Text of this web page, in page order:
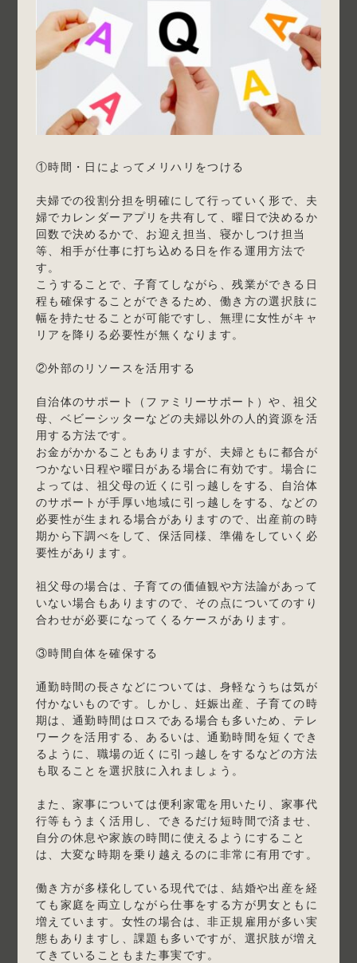
①時間・日によってメリハリをつける
夫婦での役割分担を明確にして行っていく形で、夫
婦でカレンダーアプリを共有して、曜日で決めるか
回数で決めるかで、お迎え担当、寝かしつけ担当
等、相手が仕事に打ち込める日を作る運用方法で
す。
こうすることで、子育てしながら、残業ができる日
程も確保することができるため、働き方の選択肢に
幅を持たせることが可能ですし、無理に女性がキャ
リアを降りる必要性が無くなります。
②外部のリソースを活用する
自治体のサポート（ファミリーサポート）や、祖父
母、ベビーシッターなどの夫婦以外の人的資源を活
用する方法です。
お金がかかることもありますが、夫婦ともに都合が
つかない日程や曜日がある場合に有効です。場合に
よっては、祖父母の近くに引っ越しをする、自治体
のサポートが手厚い地域に引っ越しをする、などの
必要性が生まれる場合がありますので、出産前の時
期から下調べをして、保活同様、準備をしていく必
要性があります。
祖父母の場合は、子育ての価値観や方法論があって
いない場合もありますので、その点についてのすり
合わせが必要になってくるケースがあります。
③時間自体を確保する
通勤時間の長さなどについては、身軽なうちは気が
付かないものです。しかし、妊娠出産、子育ての時
期は、通勤時間はロスである場合も多いため、テレ
ワークを活用する、あるいは、通勤時間を短くでき
るように、職場の近くに引っ越しをするなどの方法
も取ることを選択肢に入れましょう。
また、家事については便利家電を用いたり、家事代
行等もうまく活用し、できるだけ短時間で済ませ、
自分の休息や家族の時間に使えるようにすること
は、大変な時期を乗り越えるのに非常に有用です。
働き方が多様化している現代では、結婚や出産を経
ても家庭を両立しながら仕事をする方が男女ともに
増えています。女性の場合は、非正規雇用が多い実
態もありますし、課題も多いですが、選択肢が増え
てきていることもまた事実です。